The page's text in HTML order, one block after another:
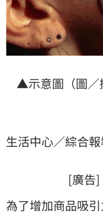
▲示意圖（圖／
生活中心／綜合
[廣告
為了增加商品吸